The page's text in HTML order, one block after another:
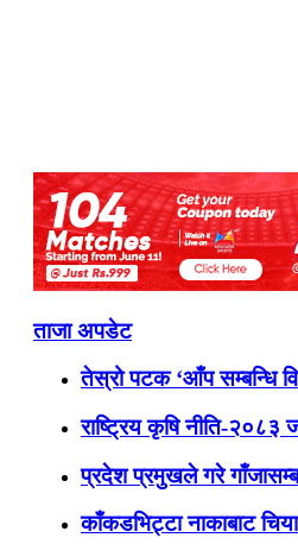
ताजा अपडेट
तेस्रो पटक ‘आँप सम्बन्धि
राष्ट्रिय कृषि नीति-२०८३
प्रदेश प्रमुखले गरे
काँकडभिट्टा नाकाबाट